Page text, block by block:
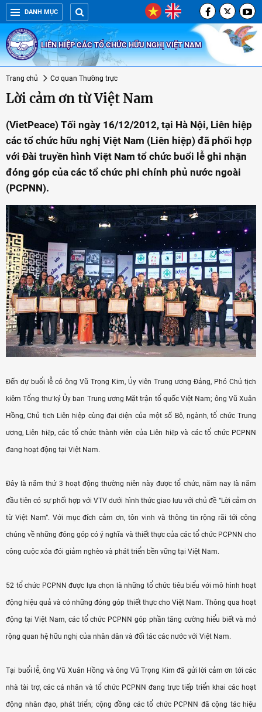
DANH MỤC
LIÊN HIỆP CÁC TỔ CHỨC HỮU NGHỊ VIỆT NAM
Trang chủ Cơ quan Thường trực
Lời cảm ơn từ Việt Nam
(VietPeace) Tối ngày 16/12/2012, tại Hà Nội, Liên hiệp
các tổ chức hữu nghị Việt Nam (Liên hiệp) đã phối hợp
với Đài truyền hình Việt Nam tổ chức buổi lễ ghi nhận
đóng góp của các tổ chức phi chính phủ nước ngoài
(PCPNN).
Đến dự buổi lễ có ông Vũ Trọng Kim, Ủy viên Trung ương Đảng, Phó Chủ tịch
kiêm Tổng thư ký Ủy ban Trung ương Mặt trận tổ quốc Việt Nam; ông Vũ Xuân
Hồng, Chủ tịch Liên hiệp cùng đại diện của một số Bộ, ngành, tổ chức Trung
ương, Liên hiệp, các tổ chức thành viên của Liên hiệp và các tổ chức PCPNN
đang hoạt động tại Việt Nam.
Đây là năm thứ 3 hoạt động thường niên này được tổ chức, năm nay là năm
đầu tiên có sự phối hợp với VTV dưới hình thức giao lưu với chủ đề “Lời cảm ơn
từ Việt Nam”. Với mục đích cảm ơn, tôn vinh và thông tin rộng rãi tới công
chúng về những đóng góp có ý nghĩa và thiết thực của các tổ chức PCPNN cho
công cuộc xóa đói giảm nghèo và phát triển bền vững tại Việt Nam.
52 tổ chức PCPNN được lựa chọn là những tổ chức tiêu biểu với mô hình hoạt
động hiệu quả và có những đóng góp thiết thực cho Việt Nam. Thông qua hoạt
động tại Việt Nam, các tổ chức PCPNN góp phần tăng cường hiểu biết và mở
rộng quan hệ hữu nghị của nhân dân và đối tác các nước với Việt Nam.
Tại buổi lễ, ông Vũ Xuân Hồng và ông Vũ Trọng Kim đã gửi lời cảm ơn tới các
nhà tài trợ, các cá nhân và tổ chức PCPNN đang trực tiếp triển khai các hoạt
động nhân đạo, phát triển; cộng đồng các tổ chức PCPNN đã cộng tác hiệu